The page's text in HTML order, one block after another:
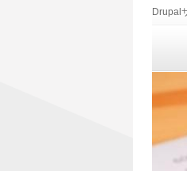
Drupal